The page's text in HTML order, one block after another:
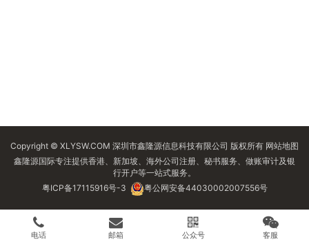
Copyright © XLYSW.COM 深圳市鑫隆源信息科技有限公司 版权所有 网站地图
鑫隆源国际专注提供香港、新加坡、海外公司注册、秘书服务、做账审计及银
行开户等一站式服务。
粤ICP备17115916号-3
粤公网安备44030002007556号
电话 邮箱 公众号 客服